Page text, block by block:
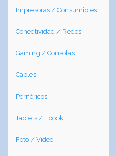
Impresoras / Consumibles
Conectividad / Redes
Gaming / Consolas
Cables
Periféricos
Tablets / Ebook
Foto / Video